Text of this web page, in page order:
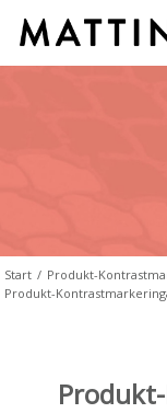
Start / Produkt-
Produkt-